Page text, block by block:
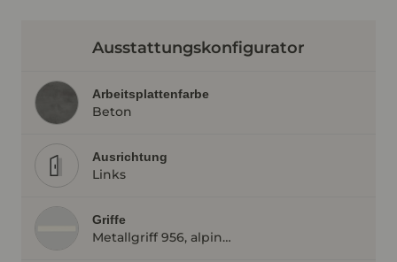
Ausstattungskonfigurator
Arbeitsplattenfarbe
Beton
Ausrichtung
Links
Griffe
Metallgriff 956, alpinweiß